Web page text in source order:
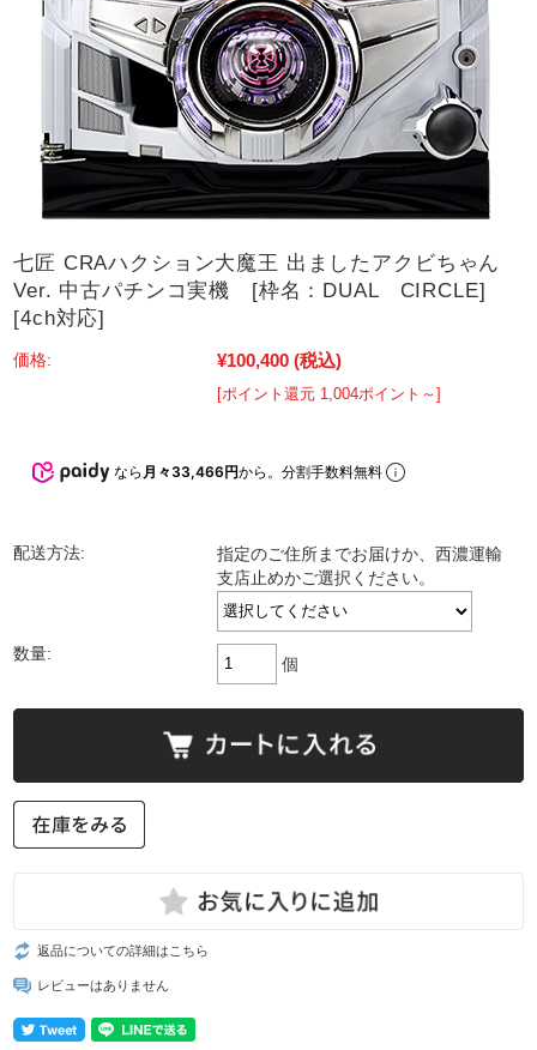
七匠 CRAハクション大魔王 出ましたアクビちゃん
Ver. 中古パチンコ実機 [枠名：DUAL CIRCLE]
[4ch対応]
価格: ¥100,400 (税込)
[ポイント還元 1,004ポイント～]
なら 月々33,466円から。分割手数料無料
配送方法:
指定のご住所までお届けか、西濃運輸
支店止めかご選択ください。
数量:
個
返品についての詳細はこちら
レビューはありません